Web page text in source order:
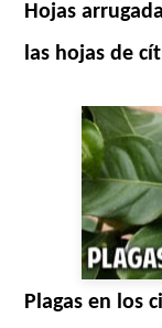
Hojas
las hojas de
Plagas en los